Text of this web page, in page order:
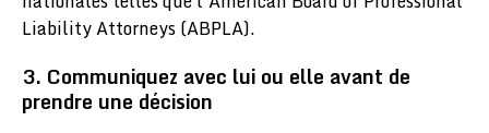
Liability Attorneys (ABPLA).
3. Communiquez avec lui ou elle avant de
prendre une décision